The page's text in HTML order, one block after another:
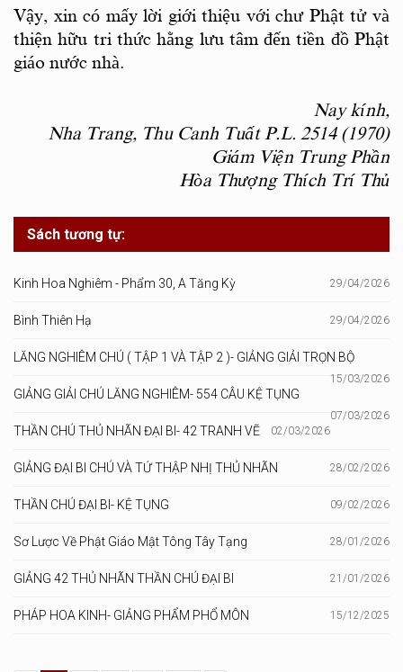
Vậy, xin có mấy lời giới thiệu với chư Phật tử và
thiện hữu tri thức hằng lưu tâm đến tiền đồ Phật
giáo nước nhà.
Nay kính,
Nha Trang, Thu Canh Tuất P.L. 2514 (1970)
Giám Viện Trung Phần
Hòa Thượng Thích Trí Thủ
Sách tương tự:
Kinh Hoa Nghiêm - Phẩm 30, A Tăng Kỳ 29/04/2026
Bình Thiên Hạ 29/04/2026
LĂNG NGHIÊM CHÚ ( TẬP 1 VÀ TẬP 2 )- GIẢNG GIẢI TRỌN BỘ
15/03/2026
GIẢNG GIẢI CHÚ LĂNG NGHIÊM- 554 CÂU KỆ TỤNG
07/03/2026
THẦN CHÚ THỦ NHÃN ĐẠI BI- 42 TRANH VẼ 02/03/2026
GIẢNG ĐẠI BI CHÚ VÀ TỨ THẬP NHỊ THỦ NHÃN 28/02/2026
THẦN CHÚ ĐẠI BI- KỆ TỤNG 09/02/2026
Sơ Lược Về Phật Giáo Mật Tông Tây Tạng 28/01/2026
GIẢNG 42 THỦ NHÃN THẦN CHÚ ĐẠI BI 21/01/2026
PHÁP HOA KINH- GIẢNG PHẨM PHỔ MÔN 15/12/2025